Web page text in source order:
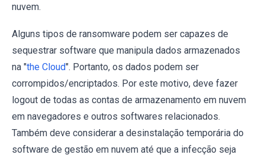
nuvem.
Alguns tipos de ransomware podem ser capazes de
sequestrar software que manipula dados armazenados
na "the Cloud". Portanto, os dados podem ser
corrompidos/encriptados. Por este motivo, deve fazer
logout de todas as contas de armazenamento em nuvem
em navegadores e outros softwares relacionados.
Também deve considerar a desinstalação temporária do
software de gestão em nuvem até que a infecção seja